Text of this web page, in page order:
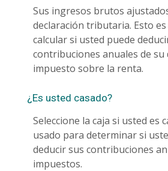
Sus ingresos brutos
declaración tributaria. Esto
calcular si usted puede
contribuciones anuales de su
impuesto sobre la renta.
¿Es usted casado?
Seleccione la caja si usted es
usado para determinar si
deducir sus contribuciones
impuestos.